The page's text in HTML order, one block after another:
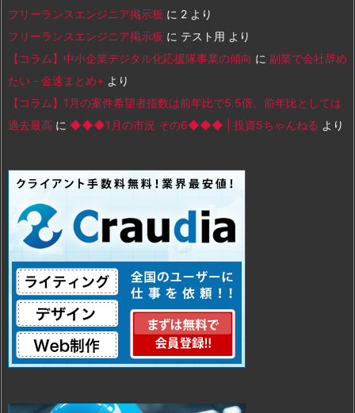
フリーランスエンジニア掲示板 に 2 より
フリーランスエンジニア掲示板 に テスト用 より
【コラム】中小企業デジタル化応援隊事業の傾向 に 副業で会社辞め
たい - 金速まとめ+ より
【コラム】1月の案件希望者指数は前年比で5.5倍、前年比としては
過去最高 に ◆◆◆1月の市況 その6◆◆◆ | 投資5ちゃんねる より